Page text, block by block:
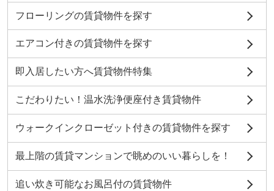
フローリングの賃貸物件を探す
エアコン付きの賃貸物件を探す
即入居したい方へ賃貸物件特集
こだわりたい！温水洗浄便座付き賃貸物件
ウォークインクローゼット付きの賃貸物件を探す
最上階の賃貸マンションで眺めのいい暮らしを！
追い炊き可能なお風呂付の賃貸物件